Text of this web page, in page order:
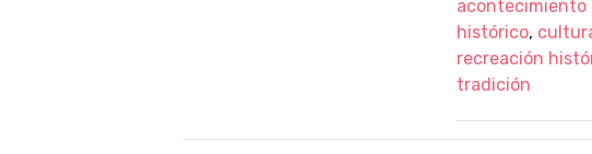
acontecimiento
histórico,
recreación
tradición